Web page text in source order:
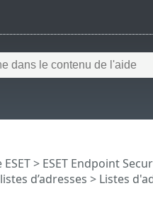
> ESET Endpoint
d’adresses > Listes